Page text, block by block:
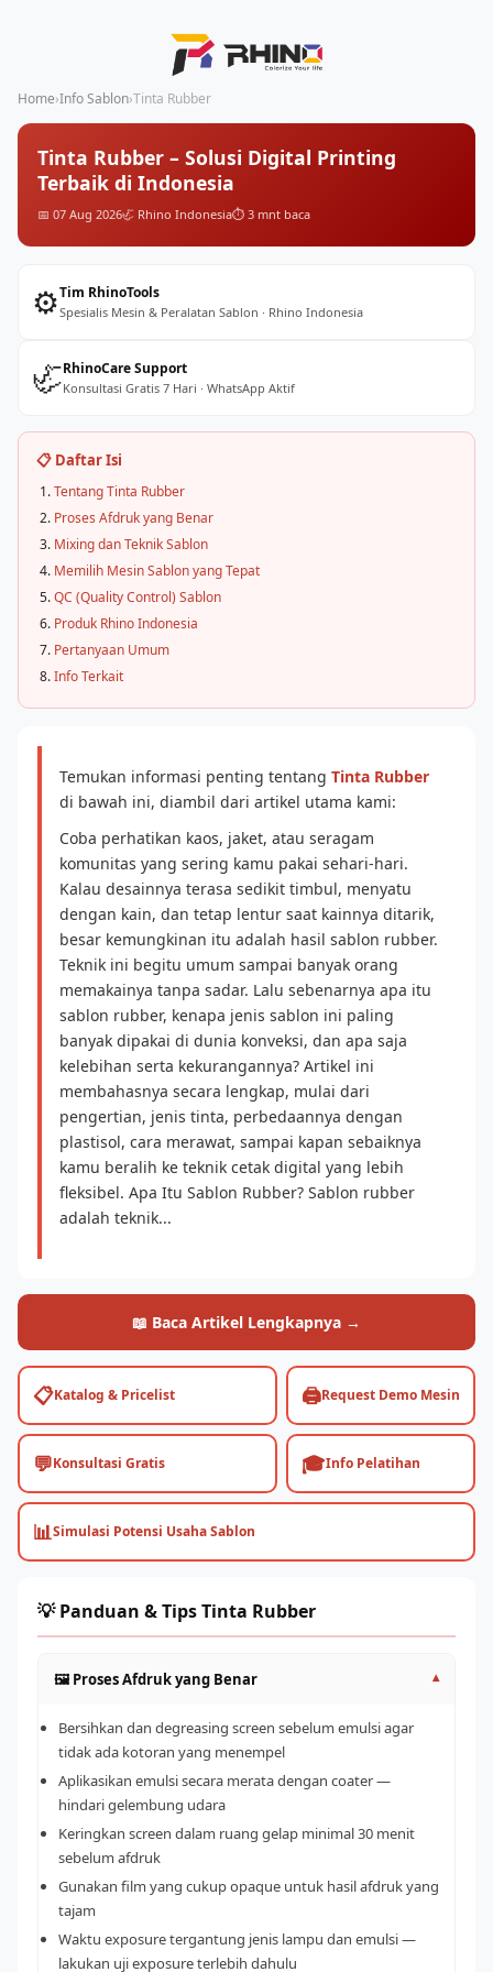
Home›Info Sablon›Tinta Rubber
Tinta Rubber – Solusi Digital Printing
Terbaik di Indonesia
📅 07 Aug 2026🦏 Rhino Indonesia⏱️ 3 mnt baca
⚙️Tim RhinoTools
Spesialis Mesin & Peralatan Sablon · Rhino Indonesia
🦏RhinoCare Support
Konsultasi Gratis 7 Hari · WhatsApp Aktif
📋 Daftar Isi
Tentang Tinta Rubber
Proses Afdruk yang Benar
Mixing dan Teknik Sablon
Memilih Mesin Sablon yang Tepat
QC (Quality Control) Sablon
Produk Rhino Indonesia
Pertanyaan Umum
Info Terkait
Temukan informasi penting tentang Tinta Rubber
di bawah ini, diambil dari artikel utama kami:
Coba perhatikan kaos, jaket, atau seragam
komunitas yang sering kamu pakai sehari-hari.
Kalau desainnya terasa sedikit timbul, menyatu
dengan kain, dan tetap lentur saat kainnya ditarik,
besar kemungkinan itu adalah hasil sablon rubber.
Teknik ini begitu umum sampai banyak orang
memakainya tanpa sadar. Lalu sebenarnya apa itu
sablon rubber, kenapa jenis sablon ini paling
banyak dipakai di dunia konveksi, dan apa saja
kelebihan serta kekurangannya? Artikel ini
membahasnya secara lengkap, mulai dari
pengertian, jenis tinta, perbedaannya dengan
plastisol, cara merawat, sampai kapan sebaiknya
kamu beralih ke teknik cetak digital yang lebih
fleksibel. Apa Itu Sablon Rubber? Sablon rubber
adalah teknik...
📖 Baca Artikel Lengkapnya →
📋Katalog & Pricelist 🖨️Request Demo Mesin
💬Konsultasi Gratis 🎓Info Pelatihan
📊Simulasi Potensi Usaha Sablon
💡 Panduan & Tips Tinta Rubber
🖼️ Proses Afdruk yang Benar ▾
Bersihkan dan degreasing screen sebelum emulsi agar
tidak ada kotoran yang menempel
Aplikasikan emulsi secara merata dengan coater —
hindari gelembung udara
Keringkan screen dalam ruang gelap minimal 30 menit
sebelum afdruk
Gunakan film yang cukup opaque untuk hasil afdruk yang
tajam
Waktu exposure tergantung jenis lampu dan emulsi —
lakukan uji exposure terlebih dahulu